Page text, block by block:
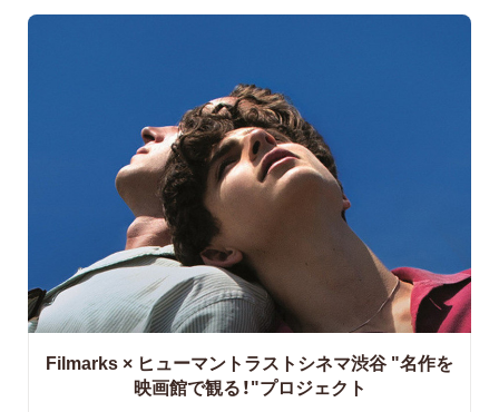
Filmarks × ヒューマントラストシネマ渋谷 "名作を
映画館で観る！"プロジェクト